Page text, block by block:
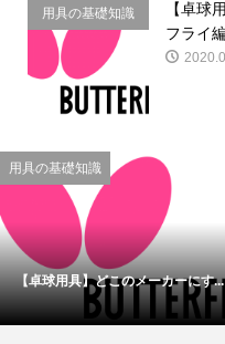
用具の基礎知識
【卓球
フライ
用具の基礎知識
【卓球用具】どこのメーカーにす...